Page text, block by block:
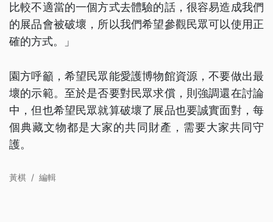
比較不適當的一個方式去體驗的話，很容易造成我們
的展品會被破壞，所以我們希望參觀民眾可以使用正
確的方式。」
園方呼籲，希望民眾能愛護博物館資源，不要做出最
壞的示範。至於是否要對民眾求償，則強調還在討論
中，但也希望民眾就算破壞了展品也要誠實面對，每
個典藏文物都是大家的共同財產，需要大家共同守
護。
黃棋 / 編輯